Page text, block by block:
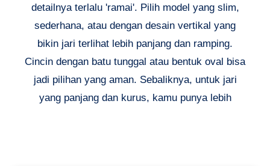
detailnya terlalu 'ramai'. Pilih model yang slim,
sederhana, atau dengan desain vertikal yang
bikin jari terlihat lebih panjang dan ramping.
Cincin dengan batu tunggal atau bentuk oval bisa
jadi pilihan yang aman. Sebaliknya, untuk jari
yang panjang dan kurus, kamu punya lebih